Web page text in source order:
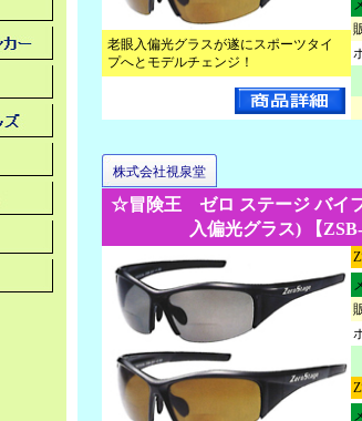
老眼入偏光グラスが遂にスポーツタイ
プへとモデルチェンジ！
株式会社視泉堂
☆冒険王 ゼロ ステージ バイ
入偏光グラス) 【ZSB-